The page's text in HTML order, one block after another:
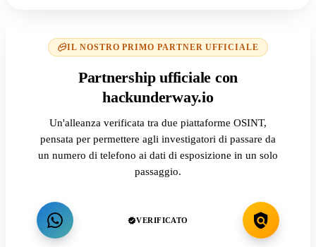
IL NOSTRO PRIMO PARTNER UFFICIALE
Partnership ufficiale con
hackunderway.io
Un'alleanza verificata tra due piattaforme OSINT,
pensata per permettere agli investigatori di passare da
un numero di telefono ai dati di esposizione in un solo
passaggio.
VERIFICATO